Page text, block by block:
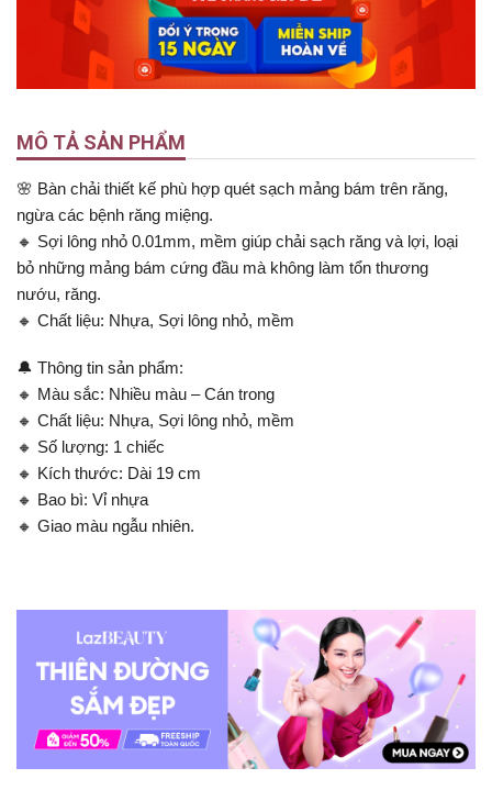
MÔ TẢ SẢN PHẨM
🌸 Bàn chải thiết kế phù hợp quét sạch mảng bám trên răng,
ngừa các bệnh răng miệng.
🔸 Sợi lông nhỏ 0.01mm, mềm giúp chải sạch răng và lợi, loại
bỏ những mảng bám cứng đầu mà không làm tổn thương
nướu, răng.
🔸 Chất liệu: Nhựa, Sợi lông nhỏ, mềm
🔔 Thông tin sản phẩm:
🔸 Màu sắc: Nhiều màu – Cán trong
🔸 Chất liệu: Nhựa, Sợi lông nhỏ, mềm
🔸 Số lượng: 1 chiếc
🔸 Kích thước: Dài 19 cm
🔸 Bao bì: Vỉ nhựa
🔸 Giao màu ngẫu nhiên.